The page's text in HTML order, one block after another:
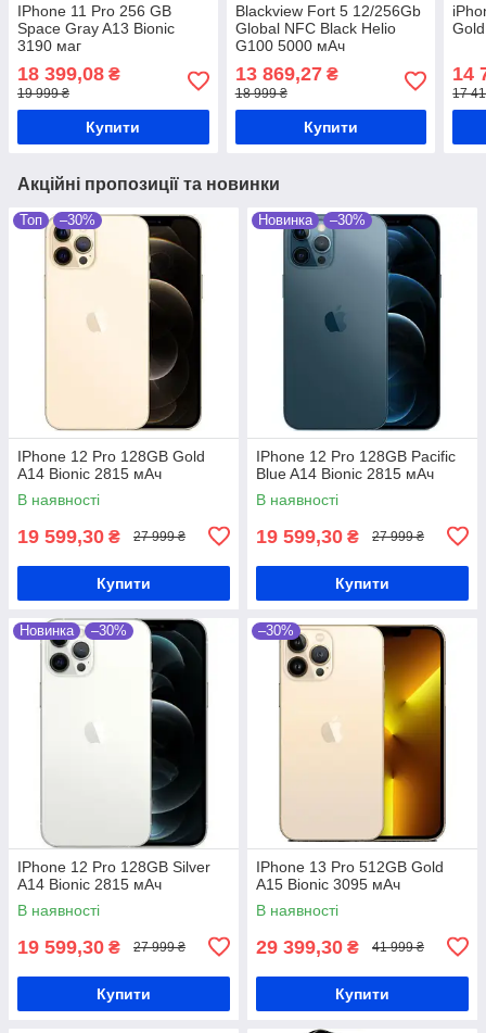
IPhone 11 Pro 256 GB
Space Gray A13 Bionic
3190 маг
18 399,08 ₴
19 999 ₴
Купити
Blackview Fort 5 12/256Gb
Global NFC Black Helio
G100 5000 мАч
13 869,27₴
18 999 ₴
Купити
Gold
14
17
Акційні пропозиції та новинки
Топ –30%
IPhone 12 Pro 128GB Gold
A14 Bionic 2815 мАч
В наявності
19 599,30 ₴ 27 999 ₴
Купити
Новинка –30%
IPhone 12 Pro 128GB Pacific
Blue A14 Bionic 2815 мАч
В наявності
19 599,30 ₴ 27 999 ₴
Купити
Новинка –30%
IPhone 12 Pro 128GB Silver
A14 Bionic 2815 мАч
В наявності
19 599,30 ₴ 27 999 ₴
Купити
–30%
IPhone 13 Pro 512GB Gold
A15 Bionic 3095 мАч
В наявності
29 399,30 ₴ 41 999 ₴
Купити